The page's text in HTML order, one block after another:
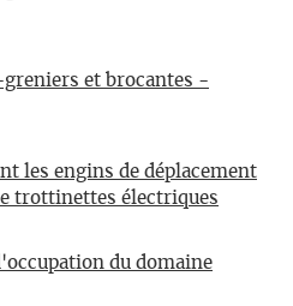
greniers et brocantes -
les engins de déplacement
trottinettes électriques
du domaine